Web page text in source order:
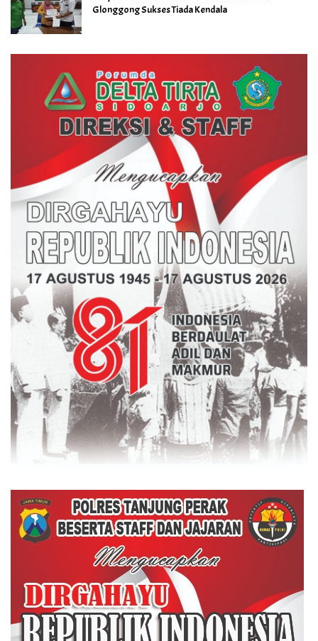
Glonggong Sukses Tiada Kendala